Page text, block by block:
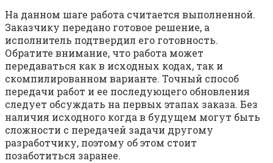
На данном шаге работа считается выполненной.
Заказчику передано готовое решение, а
исполнитель подтвердил его готовность.
Обратите внимание, что работа может
передаваться как в исходных кодах, так и
скомпилированном варианте. Точный способ
передачи работ и ее последующего обновления
следует обсуждать на первых этапах заказа. Без
наличия исходного когда в будущем могут быть
сложности с передачей задачи другому
разработчику, поэтому об этом стоит
позаботиться заранее.